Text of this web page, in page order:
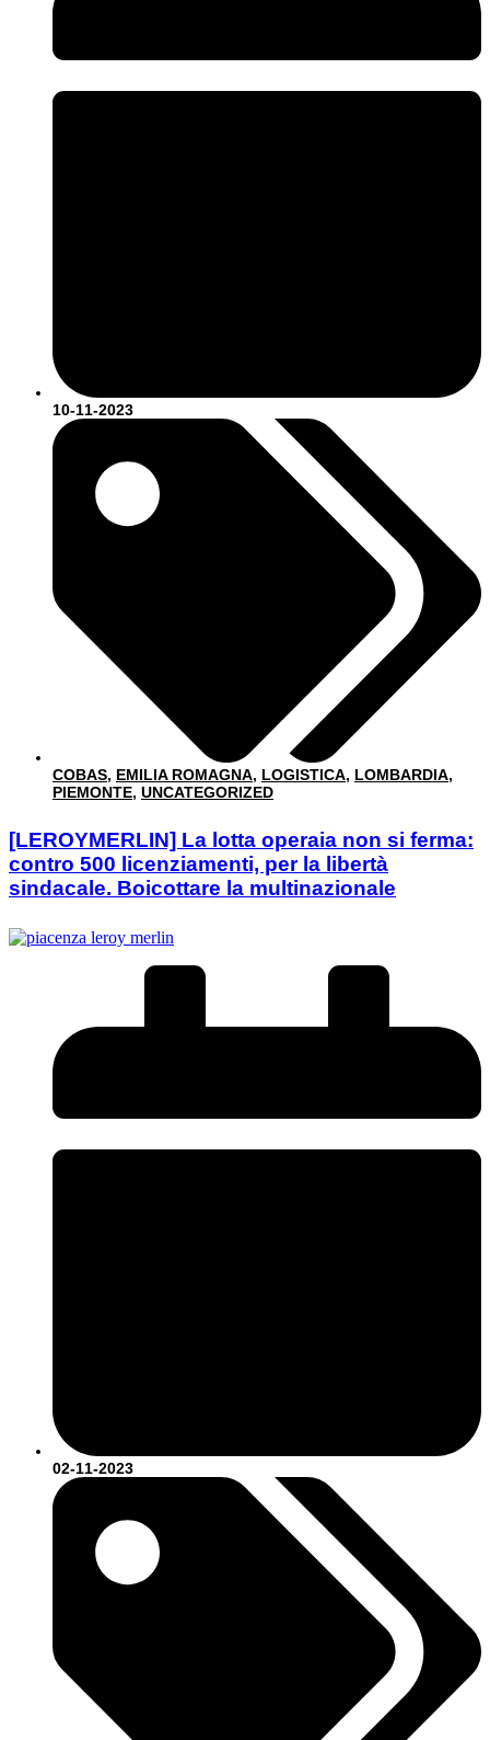
10-11-2023
COBAS, EMILIA ROMAGNA, LOGISTICA, LOMBARDIA,
PIEMONTE, UNCATEGORIZED
[LEROYMERLIN] La lotta operaia non si ferma:
contro 500 licenziamenti, per la libertà
sindacale. Boicottare la multinazionale
02-11-2023